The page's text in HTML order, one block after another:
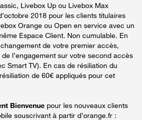
Livebox Up ou Livebox Max
2018 pour les clients titulaires
Orange ou Open en service avec un
Espace Client. Non cumulable. En
de votre premier accès,
l’engagement sur votre second accès
Smart TV). En cas de résiliation du
de 60€ appliqués pour cet
Bienvenue pour les nouveaux clients
souscrivant à partir d’orange.fr :